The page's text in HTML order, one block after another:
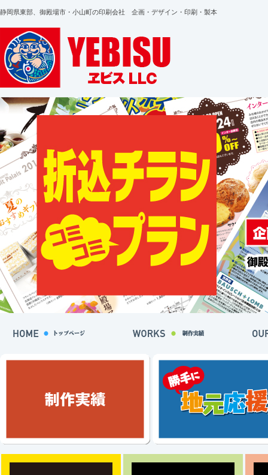
静岡県東部、御殿場市・小山町の印刷会社 企画・デザイン・印刷・製本